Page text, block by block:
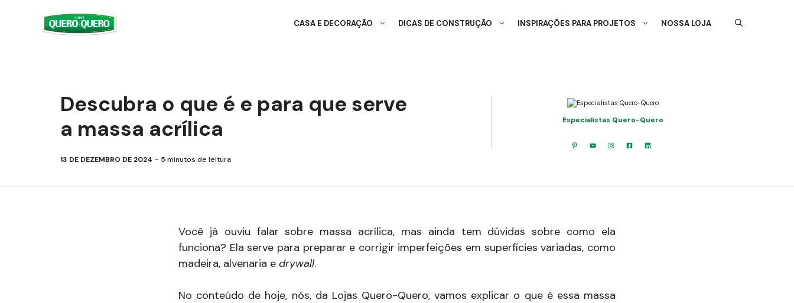
CASA E DECORAÇÃO DICAS DE CONSTRUÇÃO INSPIRAÇÕES PARA PROJETOS NOSSA LOJA
Descubra o que é e para que serve
a massa acrílica
13 DE DEZEMBRO DE 2024 5 minutos de leitura
Especialistas Quero-Quero
Você já ouviu falar sobre massa acrílica, mas ainda tem dúvidas sobre como ela
funciona? Ela serve para preparar e corrigir imperfeições em superfícies variadas, como
madeira, alvenaria e drywall.
No conteúdo de hoje, nós, da Lojas Quero-Quero, vamos explicar o que é essa massa